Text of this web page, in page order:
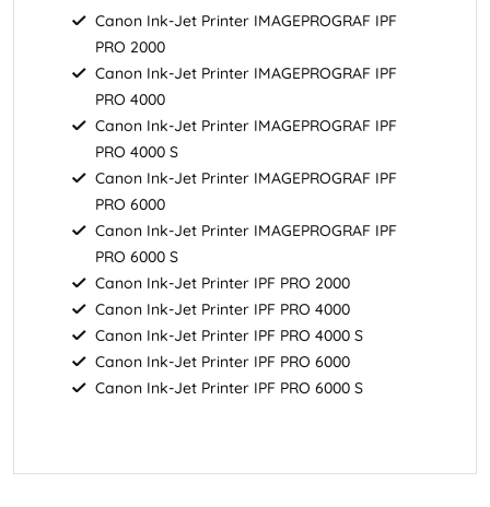
Canon Ink-Jet Printer IMAGEPROGRAF IPF
PRO 2000
Canon Ink-Jet Printer IMAGEPROGRAF IPF
PRO 4000
Canon Ink-Jet Printer IMAGEPROGRAF IPF
PRO 4000 S
Canon Ink-Jet Printer IMAGEPROGRAF IPF
PRO 6000
Canon Ink-Jet Printer IMAGEPROGRAF IPF
PRO 6000 S
Canon Ink-Jet Printer IPF PRO 2000
Canon Ink-Jet Printer IPF PRO 4000
Canon Ink-Jet Printer IPF PRO 4000 S
Canon Ink-Jet Printer IPF PRO 6000
Canon Ink-Jet Printer IPF PRO 6000 S